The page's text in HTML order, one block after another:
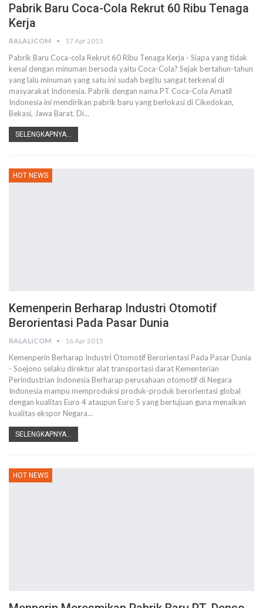
Pabrik Baru Coca-Cola Rekrut 60 Ribu Tenaga
Kerja
RALALICOM 17 Apr 2015
Pabrik Baru Coca-cola Rekrut 60 Ribu Tenaga Kerja - Siapa yang tidak
kenal dengan minuman bersoda yaitu Coca-Cola? Sejak bertahun-tahun
yang lalu minuman yang satu ini sudah begitu sangat terkenal di
masyarakat Indonesia. Pabrik dengan nama PT Coca-Cola Amatil
Indonesia ini mendirikan pabrik baru yang berlokasi di Cikedokan,
Bekasi, Jawa Barat. Di…
SELENGKAPNYA...
HOT NEWS
Kemenperin Berharap Industri Otomotif
Berorientasi Pada Pasar Dunia
RALALICOM 16 Apr 2015
Kemenperin Berharap Industri Otomotif Berorientasi Pada Pasar Dunia
- Soejono selaku direktur alat transportasi darat Kementerian
Perindustrian Indonesia Berharap perusahaan otomotif di Negara
Indonesia mampu memproduksi produk-produk berorientasi global
dengan kualitas Euro 4 ataupun Euro 5 yang bertujuan guna menaikan
kualitas ekspor Negara…
SELENGKAPNYA...
HOT NEWS